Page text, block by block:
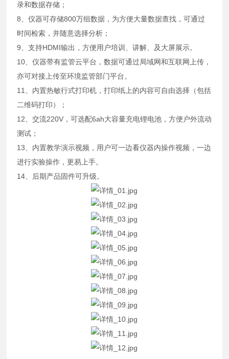
录和数据存储；
8、仪器可存储800万组数据，为方便大量数据查找，可通过
时间检索，并随意选择分析；
9、支持HDMI输出，方便用户培训、讲解、及大屏展示。
10、仪器带有监管云平台，数据可通过局域网和互联网上传，
亦可对接上传至环境监管部门平台。
11、内置热敏行式打印机，打印纸上的内容可自由选择（包括
二维码打印）；
12、交流220V，可选配6ah大容量充电锂电池，方便户外流动
测试；
13、内置教学演示视频，用户可一边看仪器内操作视频，一边
进行实验操作，更易上手。
14、后期产品固件可升级。